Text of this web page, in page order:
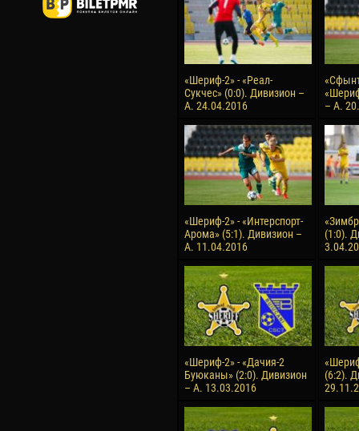
«Шериф-2» - «Реал-
Сукчес» (0:0). Дивизион –
А. 24.04.2016
– А.
«Шериф-2» - «Интерспорт-
Арома» (5:1). Дивизион –
А. 11.04.2016
(1:0).
«Шериф-2» - «Дачия-2
Буюканы» (2:0). Дивизион
– А. 13.03.2016
(6:2).